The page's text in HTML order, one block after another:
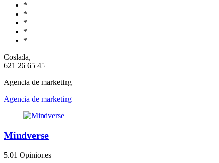
*
*
*
*
*
Coslada,
621 26 65 45
Agencia de marketing
Agencia de marketing
Mindverse
5.01 Opiniones